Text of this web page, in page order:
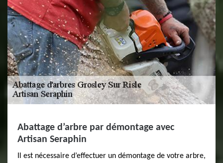
Abattage d’arbre par démontage avec
Artisan Seraphin
Il est nécessaire d’effectuer un démontage de votre arbre,